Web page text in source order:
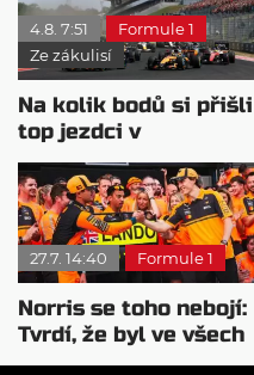
4.8. 7:51
Formule 1
Ze zákulisí
Na kolik bodů si přišli
top jezdci v
posledních 4
závodech?
27.7. 14:40 Formule 1
Norris se toho nebojí:
Tvrdí, že byl ve všech
směrech lepší